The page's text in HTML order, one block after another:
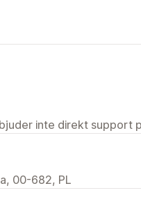
inte direkt support
00-682, PL